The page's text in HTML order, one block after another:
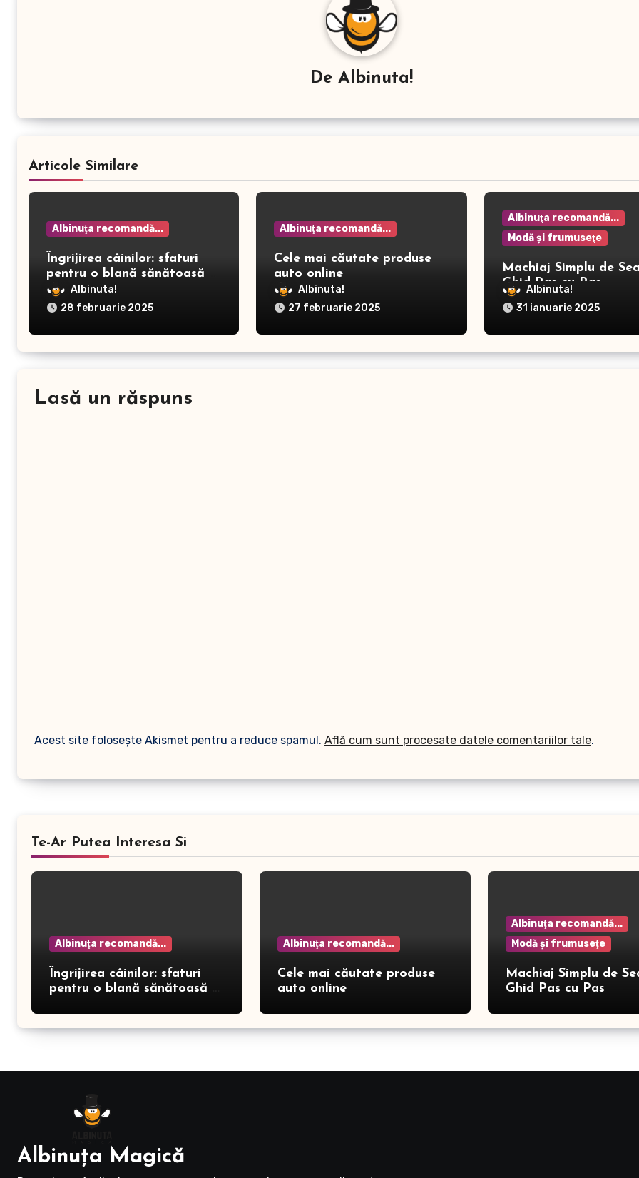
De Albinuta!
Articole Similare
Albinuţa recomandă...
Îngrijirea câinilor: sfaturi
pentru o blană sănătoasă și
prevenirea dermatitei
Albinuta!
28 februarie 2025
Albinuţa recomandă...
Cele mai căutate produse
auto online
Albinuta!
27 februarie 2025
Albinuţa recomandă...
Modă şi frumuseţe
Machiaj Simplu de
Ghid Pas cu Pas
Albinuta!
31 ianuarie 2025
Lasă un răspuns
Acest site folosește Akismet pentru a reduce spamul. Află cum sunt procesate datele comentariilor tale.
Te-Ar Putea Interesa Si
Albinuţa recomandă...
Îngrijirea câinilor: sfaturi
pentru o blană sănătoasă și
Albinuţa recomandă...
Cele mai căutate produse
auto online
Albinuţa recomandă...
Modă şi frumuseţe
Machiaj Simplu de
Ghid Pas cu Pas
Albinuţa Magică